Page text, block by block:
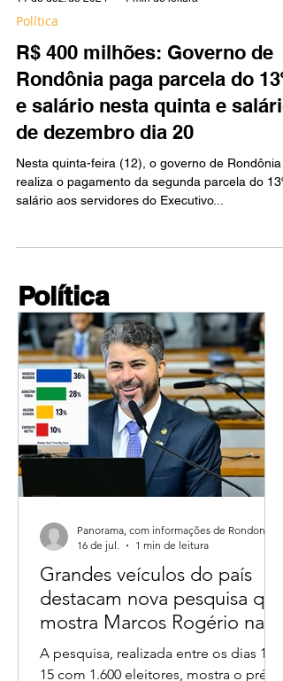
Política
R$ 400 milhões: Governo de
Rondônia paga parcela do 13º
e salário nesta quinta e salário
de dezembro dia 20
Nesta quinta-feira (12), o governo de Rondônia
Política
Grandes veículos do país
destacam nova pesquisa que
mostra Marcos Rogério na
16 de jul.
1 min de leitura